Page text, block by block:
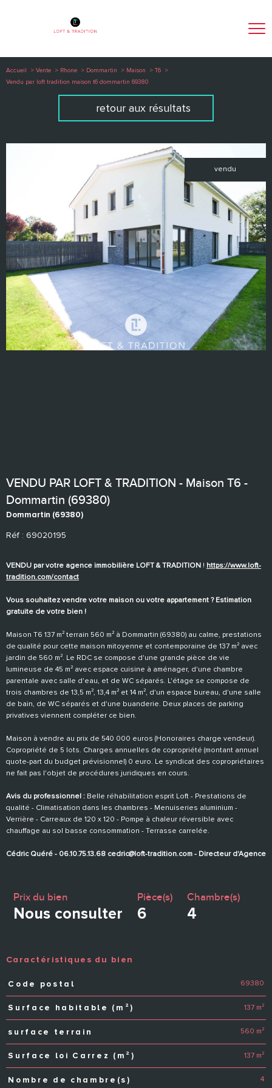
Accueil Vente Rhone Dommartin Maison
T6
Vendu par loft tradition maison t6 dommartin 69380
retour aux résultats
vendu
VENDU PAR LOFT & TRADITION - Maison T6 -
Dommartin (69380)
Dommartin (69380)
Réf : 69020195
VENDU par votre agence immobilière LOFT & TRADITION ! https://www.loft-
tradition.com/contact
Vous souhaitez vendre votre maison ou votre appartement ? Estimation
gratuite de votre bien !
Maison T6 137 m² terrain 560 m² à Dommartin (69380) au calme, prestations
de qualité pour cette maison mitoyenne et contemporaine de 137 m² avec
jardin de 560 m². Le RDC se compose d'une grande pièce de vie
lumineuse de 45 m² avec espace cuisine à aménager, d'une chambre
parentale avec salle d'eau, et de WC séparés. L'étage se compose de
trois chambres de 13,5 m², 13,4 m² et 14 m², d'un espace bureau, d'une salle
de bain, de WC séparés et d'une buanderie. Deux places de parking
privatives viennent compléter ce bien.
Maison à vendre au prix de 540 000 euros (Honoraires charge vendeur).
Copropriété de 5 lots. Charges annuelles de copropriété (montant annuel
quote-part du budget prévisionnel) 0 euro. Le syndicat des copropriétaires
ne fait pas l'objet de procédures juridiques en cours.
Avis du professionnel : Belle réhabilitation esprit Loft - Prestations de
qualité - Climatisation dans les chambres - Menuiseries aluminium -
Verrière - Carreaux de 120 x 120 - Pompe à chaleur réversible avec
chauffage au sol basse consommation - Terrasse carrelée.
Cédric Quéré - 06.10.75.13.68 cedric@loft-tradition.com - Directeur d'Agence
Prix du bien
Nous consulter
Pièce(s)
6
Chambre(s)
4
Caractéristiques du bien
Caractéristiques Valeurs
Code postal 69380
Surface habitable (m²) 137 m²
surface terrain 560 m²
Surface loi Carrez (m²) 137 m²
Nombre de chambre(s) 4